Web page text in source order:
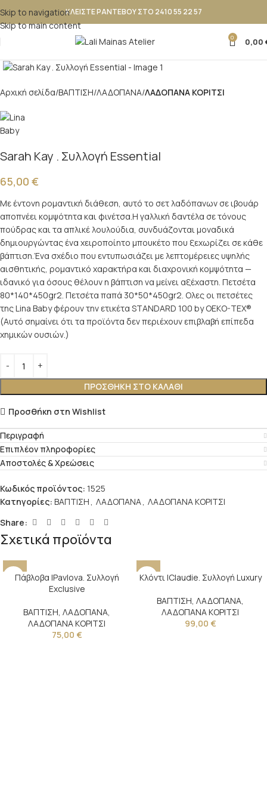
Skip to navigation
Skip to main content
ΚΛΕΙΣΤΕ ΡΑΝΤΕΒΟΥ ΣΤΟ 2410 55 22 57
0 0,00
Αρχική σελίδα ΒΑΠΤΙΣΗ ΛΑΔΟΠΑΝΑ ΛΑΔΟΠΑΝΑ ΚΟΡΙΤΣΙ
Sarah Kay . Συλλογή Essential
65,00 €
Με έντονη ρομαντική διάθεση, αυτό το σετ λαδόπανων σε ιβουάρ
αποπνέει κομψότητα και φινέτσα.Η γαλλική δαντέλα σε τόνους
πούδρας και τα απλικέ λουλούδια, συνδυάζονται μοναδικά
δημιουργώντας ένα χειροποίητο μπουκέτο που ξεχωρίζει σε κάθε
βάπτιση.Ένα σχέδιο που εντυπωσιάζει με λεπτομέρειες υψηλής
αισθητικής, ρομαντικό χαρακτήρα και διαχρονική κομψότητα —
ιδανικό για όσους θέλουν η βάπτιση να μείνει αξέχαστη. Πετσέτα
80*140*450gr2. Πετσέτα παπά 30*50*450gr2. Ολες οι πετσέτες
της Lina Baby φέρουν την ετικέτα STANDARD 100 by OEKO-TEX®
(Αυτό σημαίνει ότι τα προϊόντα δεν περιέχουν επιβλαβή επίπεδα
χημικών ουσιών.)
ΠΡΟΣΘΉΚΗ ΣΤΟ ΚΑΛΆΘΙ
Προσθήκη στη Wishlist
Περιγραφή
Επιπλέον πληροφορίες
Αποστολές & Χρεώσεις
Κωδικός προϊόντος: 1525
Κατηγορίες: ΒΑΠΤΙΣΗ, ΛΑΔΟΠΑΝΑ, ΛΑΔΟΠΑΝΑ ΚΟΡΙΤΣΙ
Share:
Σχετικά προϊόντα
Πάβλοβα |Pavlova. Συλλογή
Exclusive
ΒΑΠΤΙΣΗ, ΛΑΔΟΠΑΝΑ,
ΛΑΔΟΠΑΝΑ ΚΟΡΙΤΣΙ
75,00 €
Κλόντι |Claudie. Συλλογή Luxury
ΒΑΠΤΙΣΗ, ΛΑΔΟΠΑΝΑ,
ΛΑΔΟΠΑΝΑ ΚΟΡΙΤΣΙ
99,00 €